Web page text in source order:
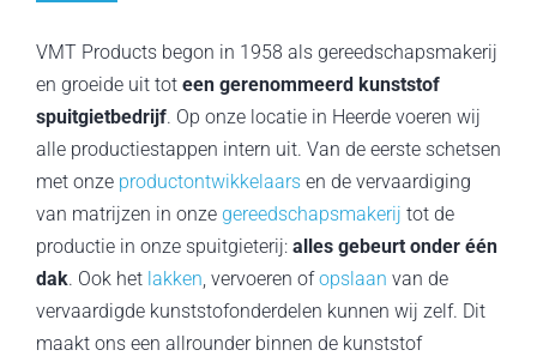
VMT Products begon in 1958 als gereedschapsmakerij
en groeide uit tot een gerenommeerd kunststof
spuitgietbedrijf. Op onze locatie in Heerde voeren wij
alle productiestappen intern uit. Van de eerste schetsen
met onze productontwikkelaarsen de vervaardiging
van matrijzen in onze gereedschapsmakerij tot de
productie in onze spuitgieterij: alles gebeurt onder één
dak. Ook het lakken , vervoeren ofopslaan van de
vervaardigde kunststofonderdelen kunnen wij zelf. Dit
maakt ons een allrounder binnen de kunststof